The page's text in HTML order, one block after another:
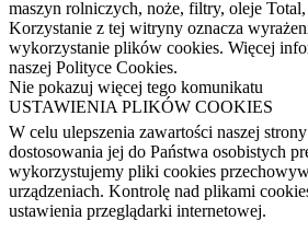
maszyn rolniczych, noże, filtry, oleje
Korzystanie z tej witryny oznacza
wykorzystanie plików cookies. Więcej
naszej Polityce Cookies.
Nie pokazuj więcej tego komunikatu
USTAWIENIA PLIKÓW COOKIES
W celu ulepszenia zawartości naszej
dostosowania jej do Państwa osobistych
wykorzystujemy pliki cookies
urządzeniach. Kontrolę nad plikami
ustawienia przeglądarki internetowej.